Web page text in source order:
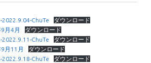
2022.9.04-ChuTe
ダウンロード
月4月
ダウンロード
2022.9.11-ChuTe
ダウンロード
月11月
ダウンロード
2022.9.18-ChuTe
ダウンロード